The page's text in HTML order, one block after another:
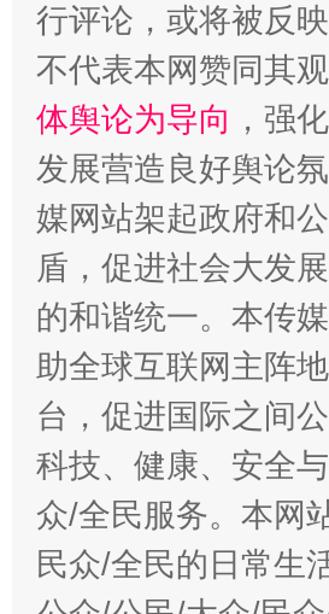
行评论，或将被反
不代表本网赞同其
体舆论为导向 ，强
发展营造良好舆论
媒网站架起政府和
盾，促进社会大发
的和谐统一。本传
助全球互联网主阵
台，促进国际之间
科技、健康、安全
众/全民服务。本网
民众/全民的日常生